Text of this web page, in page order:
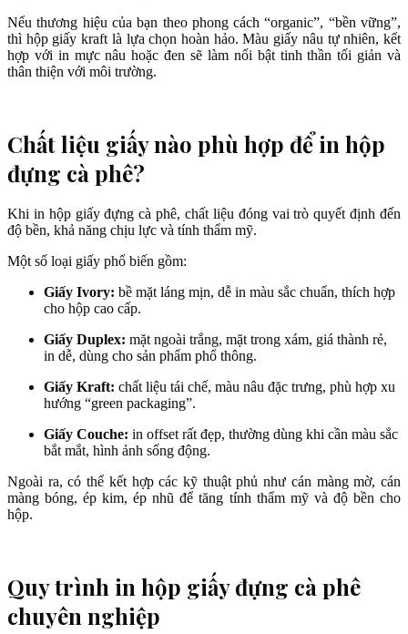
Nếu thương hiệu của bạn theo phong cách “organic”, “bền vững”,
thì hộp giấy kraft là lựa chọn hoàn hảo. Màu giấy nâu tự nhiên, kết
hợp với in mực nâu hoặc đen sẽ làm nổi bật tinh thần tối giản và
thân thiện với môi trường.
Chất liệu giấy nào phù hợp để in hộp
đựng cà phê?
Khi in hộp giấy đựng cà phê, chất liệu đóng vai trò quyết định đến
độ bền, khả năng chịu lực và tính thẩm mỹ.
Một số loại giấy phổ biến gồm:
Giấy Ivory: bề mặt láng mịn, dễ in màu sắc chuẩn, thích hợp
cho hộp cao cấp.
Giấy Duplex: mặt ngoài trắng, mặt trong xám, giá thành rẻ,
in dễ, dùng cho sản phẩm phổ thông.
Giấy Kraft: chất liệu tái chế, màu nâu đặc trưng, phù hợp xu
hướng “green packaging”.
Giấy Couche: in offset rất đẹp, thường dùng khi cần màu sắc
bắt mắt, hình ảnh sống động.
Ngoài ra, có thể kết hợp các kỹ thuật phủ như cán màng mờ, cán
màng bóng, ép kim, ép nhũ để tăng tính thẩm mỹ và độ bền cho
hộp.
Quy trình in hộp giấy đựng cà phê
chuyên nghiệp